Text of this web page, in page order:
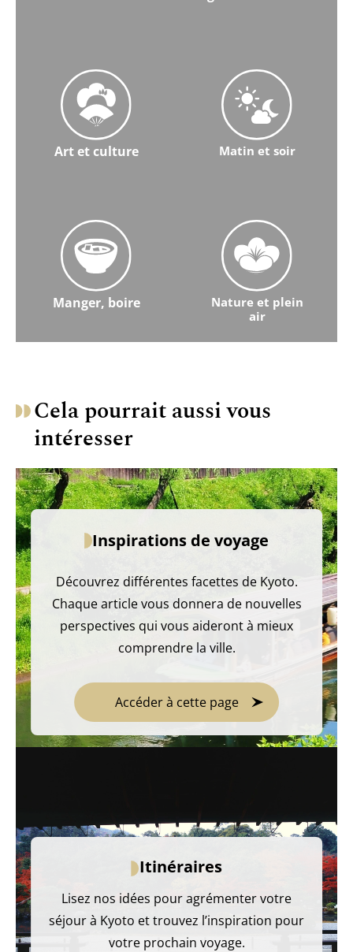
Art et culture Matin et soir
Manger, boire
Nature et plein
air
Cela pourrait aussi vous
intéresser
Inspirations de voyage
Découvrez différentes facettes de Kyoto.
Chaque article vous donnera de nouvelles
perspectives qui vous aideront à mieux
comprendre la ville.
Accéder à cette page
Itinéraires
Lisez nos idées pour agrémenter votre
séjour à Kyoto et trouvez l’inspiration pour
votre prochain voyage.